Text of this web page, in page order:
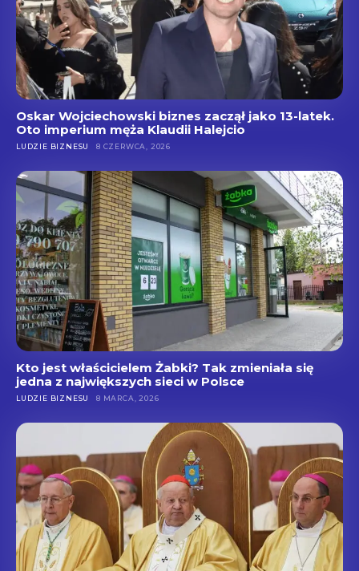
Oskar Wojciechowski biznes zaczął jako 13-latek.
Oto imperium męża Klaudii Halejcio
LUDZIE BIZNESU 8 CZERWCA, 2026
Kto jest właścicielem Żabki? Tak zmieniała się
jedna z największych sieci w Polsce
LUDZIE BIZNESU 8 MARCA, 2026